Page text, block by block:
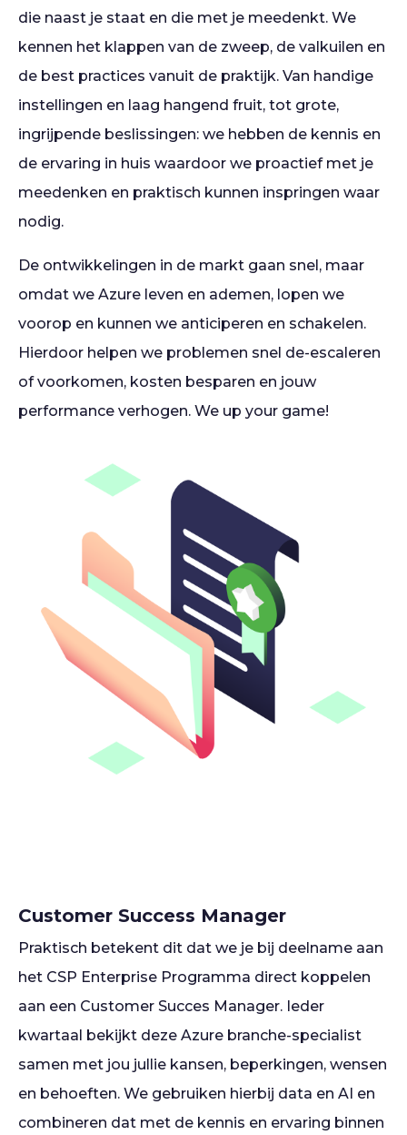
die naast je staat en die met je meedenkt. We
kennen het klappen van de zweep, de valkuilen en
de best practices vanuit de praktijk. Van handige
instellingen en laag hangend fruit, tot grote,
ingrijpende beslissingen: we hebben de kennis en
de ervaring in huis waardoor we proactief met je
meedenken en praktisch kunnen inspringen waar
nodig.
De ontwikkelingen in de markt gaan snel, maar
omdat we Azure leven en ademen, lopen we
voorop en kunnen we anticiperen en schakelen.
Hierdoor helpen we problemen snel de-escaleren
of voorkomen, kosten besparen en jouw
performance verhogen. We up your game!
Customer Success Manager
Praktisch betekent dit dat we je bij deelname aan
het CSP Enterprise Programma direct koppelen
aan een Customer Succes Manager. Ieder
kwartaal bekijkt deze Azure branche-specialist
samen met jou jullie kansen, beperkingen, wensen
en behoeften. We gebruiken hierbij data en AI en
combineren dat met de kennis en ervaring binnen